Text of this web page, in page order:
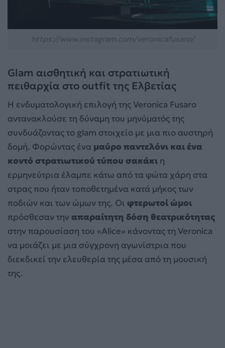
Glam αισθητική και στρατιωτική
πειθαρχία στο outfit της Ελβετίας
Η ενδυματολογική επιλογή της Veronica Fusaro
αντανακλούσε τη δύναμη του μηνύματός της
συνδυάζοντας το glam στοιχείο με μια πιο αυστηρή
δομή. Φορώντας ένα μαύρο παντελόνι και ένα
κοντό στρατιωτικού τύπου σακάκι η
ερμηνεύτρια έλαμπε κάτω από τα φώτα χάρη στα
στρας που ήταν τοποθετημένα κατά μήκος των
ποδιών και των ώμων της. Οι φτερωτοί ώμοι
πρόσθεσαν τηναπαραίτητη δόση θεατρικότητας
στην παρουσίαση του «Alice» κάνοντας τη Veronica
να μοιάζει με μια σύγχρονη αγωνίστρια που
διεκδικεί την ελευθερία της μέσα από τη μουσική
της.